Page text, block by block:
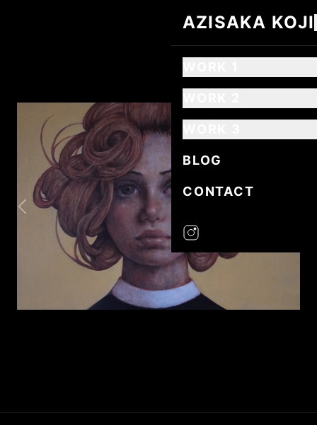
AZISAKA KOJI
AZISAKA KOJI
BLOG
CONTACT